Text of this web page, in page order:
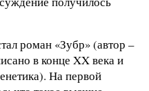
роман «Зубр» (автор –
в конце XX века и
На первой